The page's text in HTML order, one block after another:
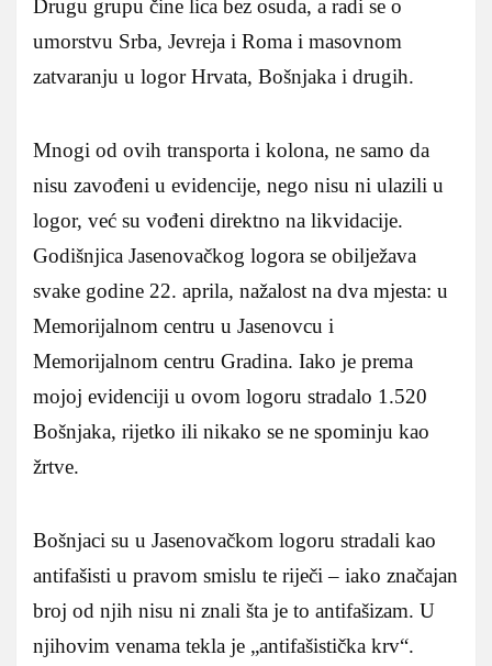
Drugu grupu čine lica bez osuda, a radi se o
umorstvu Srba, Jevreja i Roma i masovnom
zatvaranju u logor Hrvata, Bošnjaka i drugih.
Mnogi od ovih transporta i kolona, ne samo da
nisu zavođeni u evidencije, nego nisu ni ulazili u
logor, već su vođeni direktno na likvidacije.
Godišnjica Jasenovačkog logora se obilježava
svake godine 22. aprila, nažalost na dva mjesta: u
Memorijalnom centru u Jasenovcu i
Memorijalnom centru Gradina. Iako je prema
mojoj evidenciji u ovom logoru stradalo 1.520
Bošnjaka, rijetko ili nikako se ne spominju kao
žrtve.
Bošnjaci su u Jasenovačkom logoru stradali kao
antifašisti u pravom smislu te riječi – iako značajan
broj od njih nisu ni znali šta je to antifašizam. U
njihovim venama tekla je „antifašistička krv“.